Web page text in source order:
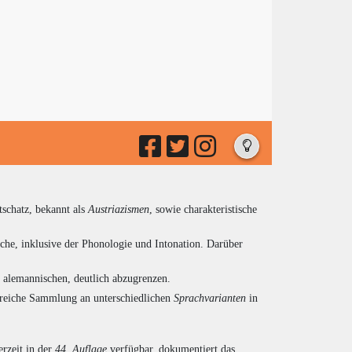
bekannt als Austriazismen , sowie charakteristische
inklusive der Phonologie und Intonation. Darüber
deutlich abzugrenzen.
Sammlung an unterschiedlichen Sprachvarianten in
in der 44. Auflage verfügbar, dokumentiert das